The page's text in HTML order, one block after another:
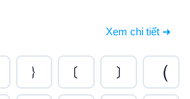
Xem chi tiết ➜
﹜ ﹝ ﹞
（